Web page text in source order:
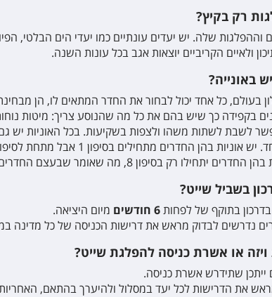
רק בקיץ?
וההפלגות שלה. יש יעדים עונתיים כמו יעדי הים הבלטי,
ולאיים הקריביים יוצאות אגב בכל עונות השנה.
באונייה?
בעולם, כל אחד יכול לבחור את החדר המתאים לו, הן
בקפידה כך שיש בהם את כל מה שהנוסע צריך: מיטות
לשבת לשתות משהו ולצפות בשקיעות. בכל האוניות יש
בסיפון 8, מה שאומר שבעצם החדרים מתחילים בגובה 10 קומות מעל המים
בשביל שייט?
בתוקף של לפחות6 חודשים מיום היציאה.
נדרשים לבדוק מראש את דרישות הכניסה של כל מדינה
או אשרת כניסה להפלגת שייט?
שתידרש אשרת כניסה.
את הדרישות לכל יעד במסלול ולהיערך בהתאם,